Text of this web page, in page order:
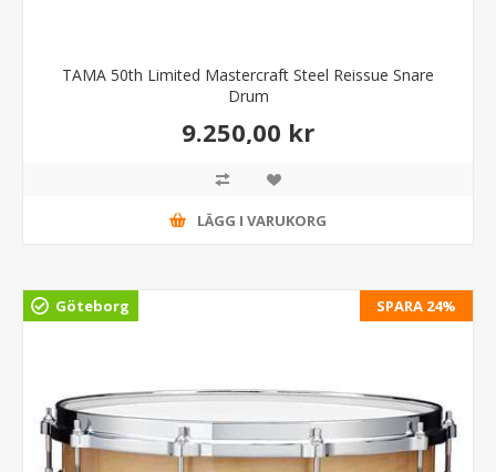
TAMA 50th Limited Mastercraft Steel Reissue Snare
Drum
9.250,00 kr
LÄGG I VARUKORG
SPARA 24%
Göteborg